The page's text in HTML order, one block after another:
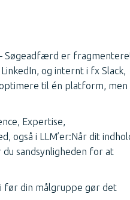
Søgeadfærd er
og internt i fx Slack,
til én platform, men
Expertise,
også i LLM’er:Når dit
sandsynligheden for at
din målgruppe gør det